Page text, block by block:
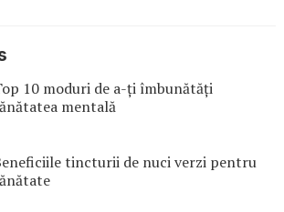
10 moduri de a-ți îmbunătăți
mentală
tincturii de nuci verzi pentru